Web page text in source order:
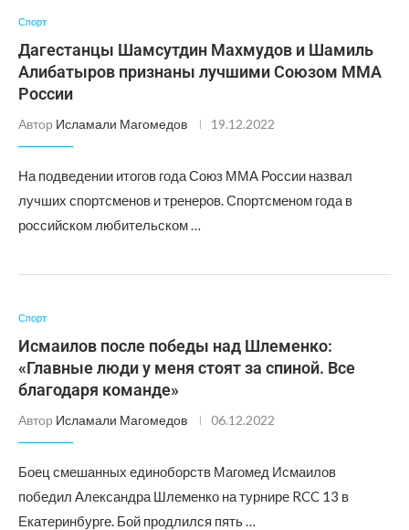
Спорт
Дагестанцы Шамсутдин Махмудов и Шамиль
Алибатыров признаны лучшими Союзом ММА
России
Автор Исламали Магомедов 19.12.2022
На подведении итогов года Союз ММА России назвал
лучших спортсменов и тренеров. Спортсменом года в
российском любительском …
Спорт
Исмаилов после победы над Шлеменко:
«Главные люди у меня стоят за спиной. Все
благодаря команде»
Автор Исламали Магомедов 06.12.2022
Боец смешанных единоборств Магомед Исмаилов
победил Александра Шлеменко на турнире RCC 13 в
Екатеринбурге. Бой продлился пять …